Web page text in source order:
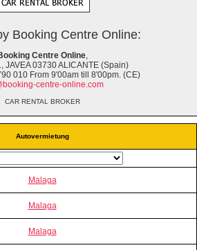
Autovermietung
Malaga
Malaga
Malaga
Booking Centre Online:
Centre Online,
JAVEA 03730 ALICANTE (Spain)
010 From 9'00am till 8'00pm. (CE)
centre-online.com
CAR RENTAL BROKER